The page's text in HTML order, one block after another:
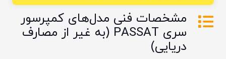
مشخصات فنی مدل‌های کمپرسور
سری PASSAT (به غیر از مصارف
دریایی)